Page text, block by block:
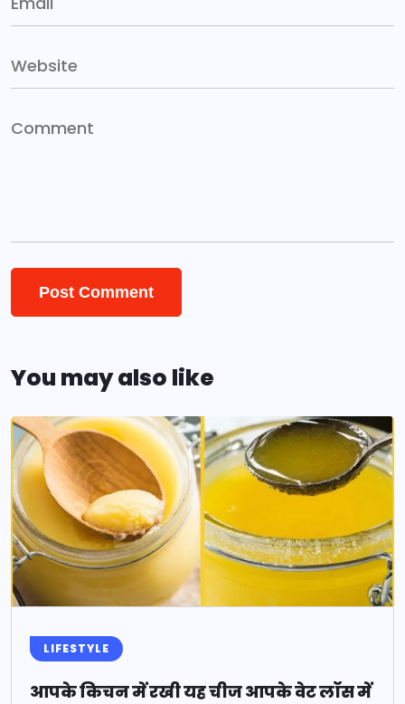
You may also like
LIFESTYLE
आपके किचन में रखी यह चीज आपके वेट लॉस में